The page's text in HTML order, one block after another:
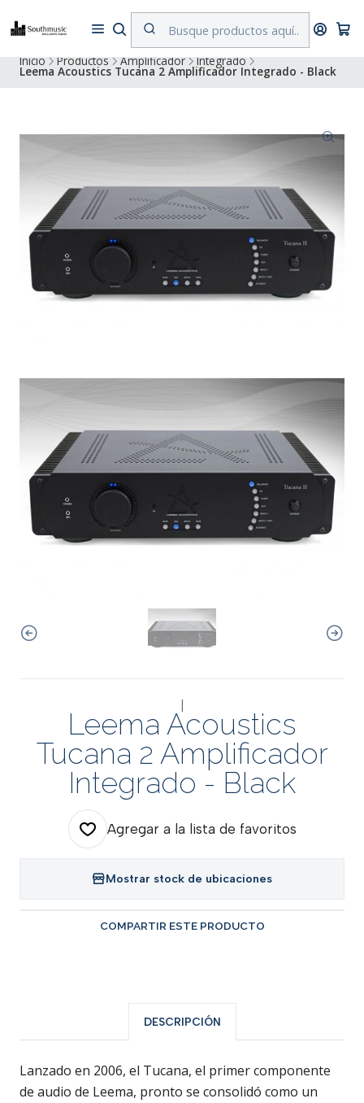
Despacho a todo Chile. Envíos gratuitos a Región Metropolitana por
compras superiores a $500.000
Inicio Productos Amplificador Integrado
Leema Acoustics Tucana 2 Amplificador Integrado - Black
|
Leema Acoustics
Tucana 2 Amplificador
Integrado - Black
Agregar a la lista de favoritos
Mostrar stock de ubicaciones
COMPARTIR ESTE PRODUCTO
DESCRIPCIÓN
Lanzado en 2006, el Tucana, el primer componente
de audio de Leema, pronto se consolidó como un